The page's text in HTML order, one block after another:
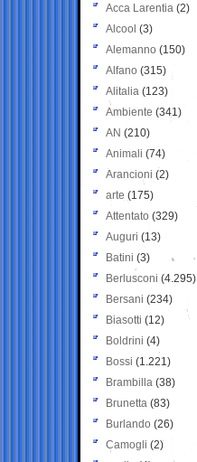
Acca Larentia (2)
Alcool (3)
Alemanno (150)
Alfano (315)
Alitalia (123)
Ambiente (341)
AN (210)
Animali (74)
Arancioni (2)
arte (175)
Attentato (329)
Auguri (13)
Batini (3)
Berlusconi (4.295)
Bersani (234)
Biasotti (12)
Boldrini (4)
Bossi (1.221)
Brambilla (38)
Brunetta (83)
Burlando (26)
Camogli (2)